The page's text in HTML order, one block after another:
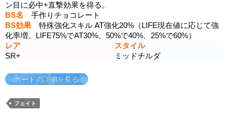
ン目に必中+直撃効果を得る。
BS名 手作りチョコレート
BS効果 特殊強化スキル AT強化20%（LIFE現在値に応じて強
化率増。LIFE75%でAT30%、50%で40%、25%で60%）
レア
スタイル
SR+
ミッドチルダ
カードの詳細を見る
フェイト